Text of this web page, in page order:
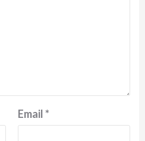
Email*